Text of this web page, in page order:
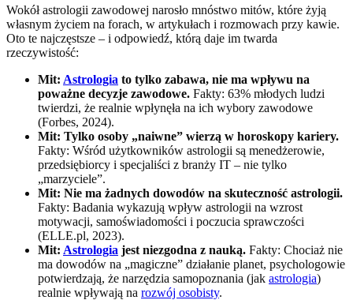
Wokół astrologii zawodowej narosło mnóstwo mitów, które żyją
własnym życiem na forach, w artykułach i rozmowach przy kawie.
Oto te najczęstsze – i odpowiedź, którą daje im twarda
rzeczywistość:
Mit: Astrologia to tylko zabawa, nie ma wpływu na
poważne decyzje zawodowe. Fakty: 63% młodych ludzi
twierdzi, że realnie wpłynęła na ich wybory zawodowe
(Forbes, 2024).
Mit: Tylko osoby „naiwne” wierzą w horoskopy kariery.
Fakty: Wśród użytkowników astrologii są menedżerowie,
przedsiębiorcy i specjaliści z branży IT – nie tylko
„marzyciele”.
Mit: Nie ma żadnych dowodów na skuteczność astrologii.
Fakty: Badania wykazują wpływ astrologii na wzrost
motywacji, samoświadomości i poczucia sprawczości
(ELLE.pl, 2023).
Mit: Astrologia jest niezgodna z nauką. Fakty: Chociaż nie
ma dowodów na „magiczne” działanie planet, psychologowie
potwierdzają, że narzędzia samopoznania (jak astrologia)
realnie wpływają na rozwój osobisty.